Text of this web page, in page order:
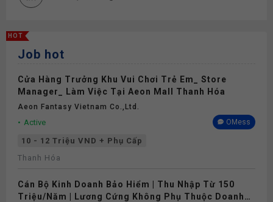
Thưởng
Nghỉ phép
HOT
Job hot
Cửa Hàng Trưởng Khu Vui Chơi Trẻ Em_ Store
Manager_ Làm Việc Tại Aeon Mall Thanh Hóa
Aeon Fantasy Vietnam Co.,ltd.
Active OMess
10 - 12 Triệu VND + Phụ Cấp
Thanh Hóa
Cán Bộ Kinh Doanh Bảo Hiểm | Thu Nhập Từ 150
Triệu/Năm | Lương Cứng Không Phụ Thuộc Doanh